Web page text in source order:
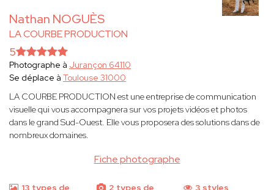
Nathan NOGUÈS
LA COURBE PRODUCTION
Fiche photographe
5
Photographe à Jurançon 64110
Se déplace à Toulouse 31000
LA COURBE PRODUCTION est une entreprise de communication
visuelle qui vous accompagnera sur vos projets vidéos et photos
dans le grand Sud-Ouest. Elle vous proposera des solutions dans de
nombreux domaines.
13 types de
2 types de
3 styles